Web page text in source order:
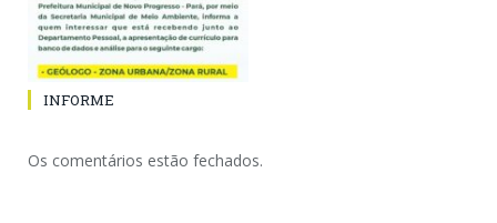
INFORME
Os comentários estão fechados.